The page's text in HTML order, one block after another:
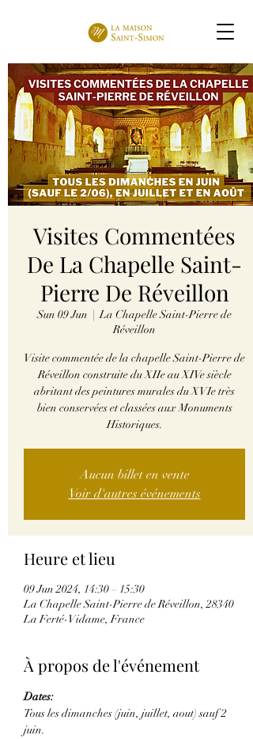
Visites Commentées
De La Chapelle Saint-
Pierre De Réveillon
Sun 09 Jun
  |
La Chapelle Saint-Pierre de
Réveillon
Visite commentée de la chapelle Saint-Pierre de
Réveillon construite du XIIe au XIVe siècle
abritant des peintures murales du XVIe très
bien conservées et classées aux Monuments
Historiques.
Aucun billet en vente
Voir d'autres événements
Heure et lieu
09 Jun 2024, 14:30 – 15:30
La Chapelle Saint-Pierre de Réveillon, 28340
La Ferté-Vidame, France
À propos de l'événement
Dates:
Tous les dimanches (juin, juillet, aout) sauf 2
juin.